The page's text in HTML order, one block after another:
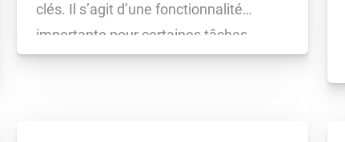
clés. Il s’agit d’une fonctionnalité
importante pour certaines tâches
précises d’un projet, telles que l’analyse